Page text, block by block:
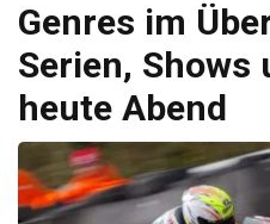
Genres im
Serien, Shows
heute Abend